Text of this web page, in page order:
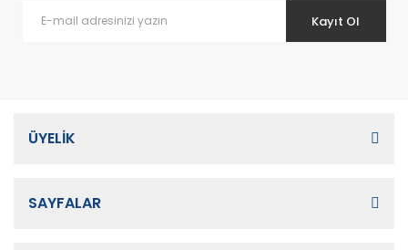
Kayıt Ol
ÜYELİK
SAYFALAR